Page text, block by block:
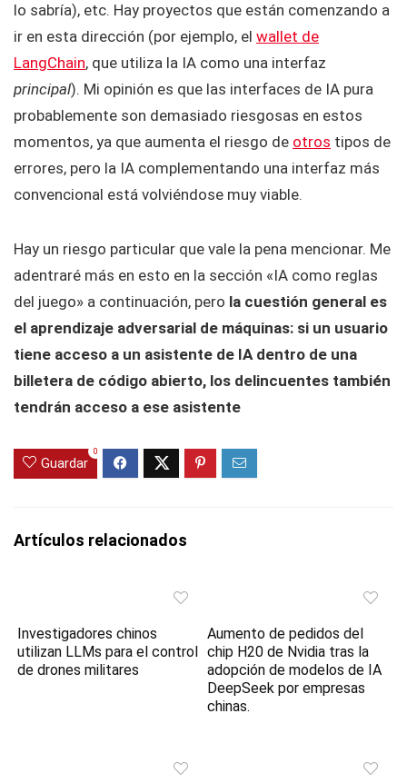
lo sabría), etc. Hay proyectos que están comenzando a
ir en esta dirección (por ejemplo, el wallet de
LangChain, que utiliza la IA como una interfaz
principal). Mi opinión es que las interfaces de IA pura
probablemente son demasiado riesgosas en estos
momentos, ya que aumenta el riesgo de otros tipos de
errores, pero la IA complementando una interfaz más
convencional está volviéndose muy viable.
Hay un riesgo particular que vale la pena mencionar. Me
adentraré más en esto en la sección «IA como reglas
del juego» a continuación, pero la cuestión general es
el aprendizaje adversarial de máquinas: si un usuario
tiene acceso a un asistente de IA dentro de una
billetera de código abierto, los delincuentes también
tendrán acceso a ese asistente
Guardar
0
Artículos relacionados
Investigadores chinos
utilizan LLMs para el control
de drones militares
Aumento de pedidos del
chip H20 de Nvidia tras la
adopción de modelos de IA
DeepSeek por empresas
chinas.